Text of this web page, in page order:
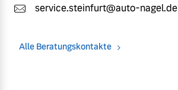
service.steinfurt@auto-nagel.de
Alle Beratungskontakte